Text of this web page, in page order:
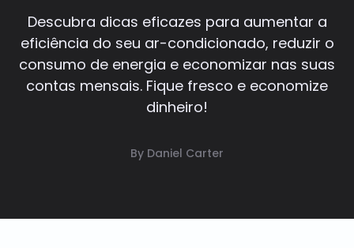
Descubra dicas eficazes para aumentar a
eficiência do seu ar-condicionado, reduzir o
consumo de energia e economizar nas suas
contas mensais. Fique fresco e economize
dinheiro!
By Daniel Carter